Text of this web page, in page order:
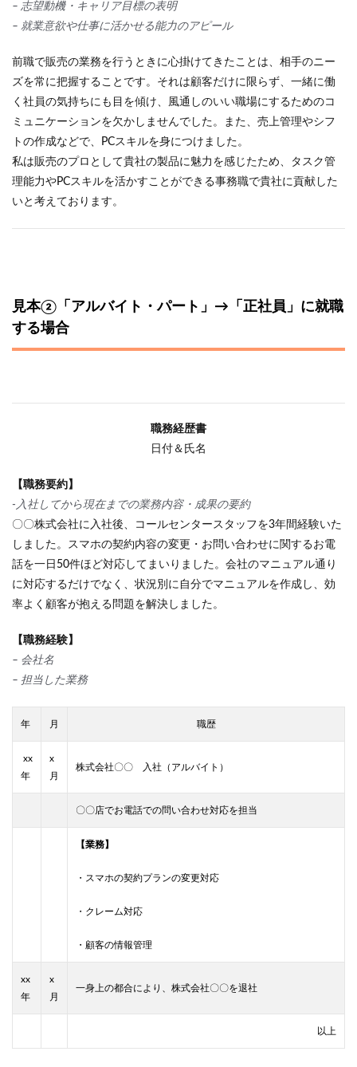
– 志望動機・キャリア目標の表明
– 就業意欲や仕事に活かせる能力のアピール
前職で販売の業務を行うときに心掛けてきたことは、相手のニー
ズを常に把握することです。それは顧客だけに限らず、一緒に働
く社員の気持ちにも目を傾け、風通しのいい職場にするためのコ
ミュニケーションを欠かしませんでした。また、売上管理やシフ
トの作成などで、PCスキルを身につけました。
私は販売のプロとして貴社の製品に魅力を感じたため、タスク管
理能力やPCスキルを活かすことができる事務職で貴社に貢献した
いと考えております。
見本②「アルバイト・パート」→「正社員」に就職
する場合
職務経歴書
日付＆氏名
【職務要約】
-入社してから現在までの業務内容・成果の要約
〇〇株式会社に入社後、コールセンタースタッフを3年間経験いた
しました。スマホの契約内容の変更・お問い合わせに関するお電
話を一日50件ほど対応してまいりました。会社のマニュアル通り
に対応するだけでなく、状況別に自分でマニュアルを作成し、効
率よく顧客が抱える問題を解決しました。
【職務経験】
– 会社名
– 担当した業務
年 月 職歴
xx
年
x
月
株式会社〇〇 入社（アルバイト）
〇〇店でお電話での問い合わせ対応を担当
【業務】
・スマホの契約プランの変更対応
・クレーム対応
・顧客の情報管理
xx
年
x
月
一身上の都合により、株式会社〇〇を退社
以上